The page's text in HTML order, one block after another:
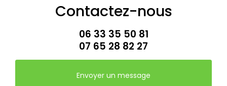
Contactez-nous
06 33 35 50 81
07 65 28 82 27
Envoyer un message